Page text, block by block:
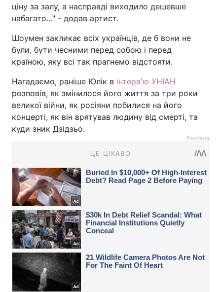
ціну за залу, а насправді виходило дешевше
набагато…" - додав артист.
Шоумен закликає всіх українців, де б вони не
були, бути чесними перед собою і перед
країною, яку всі так прагнемо відстояти.
Нагадаємо, раніше Юлік в інтерв'ю УНІАН
розповів, як змінилося його життя за три роки
великої війни, як росіяни побилися на його
концерті, як він врятував людину від смерті, та
куди зник Дзідзьо.
Реклама